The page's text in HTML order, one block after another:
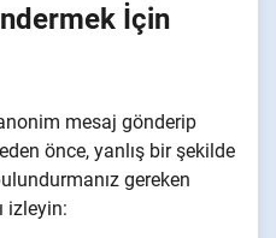
İçin
mesaj gönderip
önce, yanlış bir şekilde
gereken
izleyin: